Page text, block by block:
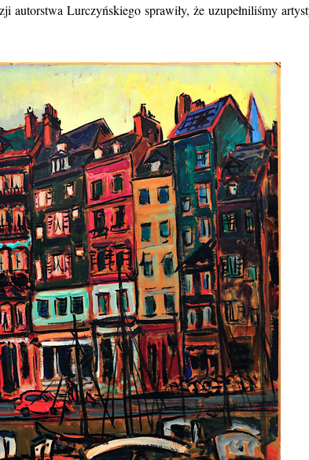
autorstwa Lurczyńskiego sprawiły, że uzupełniliśmy